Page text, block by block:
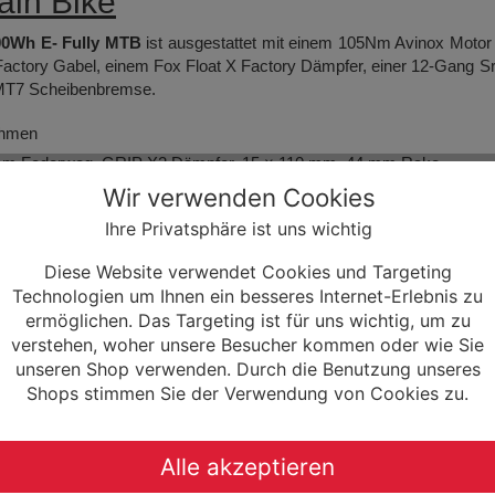
E- Fully MTB ist ausgestattet mit einem 105Nm Avinox
Gabel, einem Fox Float X Factory Dämpfer, einer 12-Gang
Scheibenbremse.
Federweg, GRIP X2 Dämpfer, 15 × 110 mm, 44 mm Rake
Tune, EVOL-Luftgehäuse, 2-Positionen-Hebel mit LSC
im Oberrohr integriert
12-speed
E-MTB Kettenblatt 104BCD 34T
Wir verwenden Cookies
Ihre Privatsphäre ist uns wichtig
Diese Website verwendet Cookies und Targeting
Technologien um Ihnen ein besseres Internet-Erlebnis zu
ermöglichen. Das Targeting ist für uns wichtig, um zu
verstehen, woher unsere Besucher kommen oder wie Sie
unseren Shop verwenden. Durch die Benutzung unseres
Shops stimmen Sie der Verwendung von Cookies zu.
Alle akzeptieren